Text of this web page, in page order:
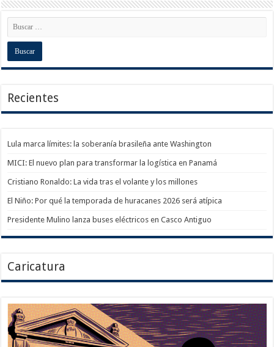
Recientes
Lula marca límites: la soberanía brasileña ante Washington
MICI: El nuevo plan para transformar la logística en Panamá
Cristiano Ronaldo: La vida tras el volante y los millones
El Niño: Por qué la temporada de huracanes 2026 será atípica
Presidente Mulino lanza buses eléctricos en Casco Antiguo
Caricatura